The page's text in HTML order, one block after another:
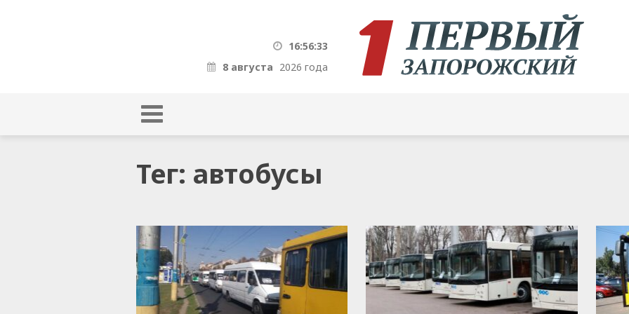
16:56:34
8 августа 2026 года
Тег: автобусы